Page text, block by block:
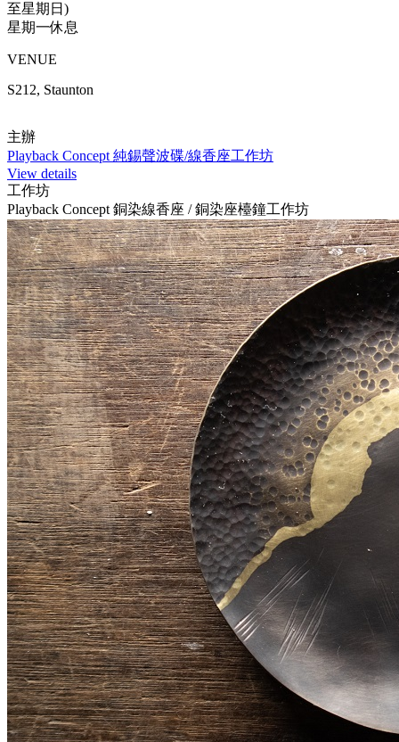
至星期日)
星期一休息
VENUE
S212, Staunton
主辦
Playback Concept 純錫聲波碟/線香座工作坊
View details
工作坊
Playback Concept 銅染線香座 / 銅染座檯鐘工作坊